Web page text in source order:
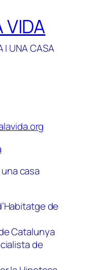
VIDA
I UNA CASA
casa
de
Catalunya
de